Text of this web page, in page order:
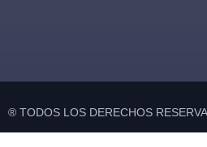
® TODOS LOS DERECHOS